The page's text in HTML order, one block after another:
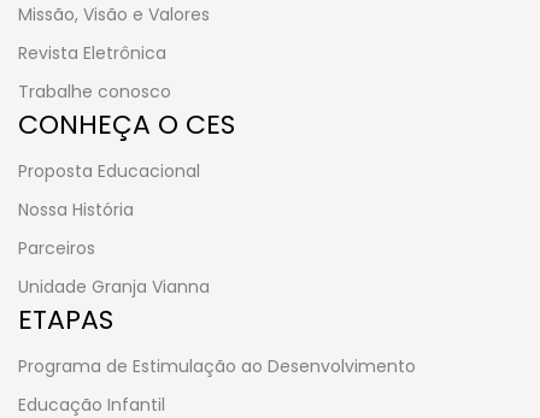
Missão, Visão e Valores
Revista Eletrônica
Trabalhe conosco
CONHEÇA O CES
Proposta Educacional
Nossa História
Parceiros
Unidade Granja Vianna
ETAPAS
Programa de Estimulação ao Desenvolvimento
Educação Infantil